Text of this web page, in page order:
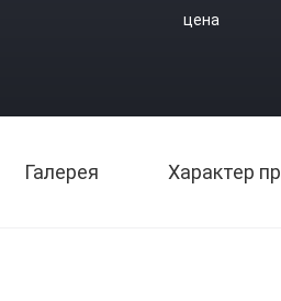
цена
Галерея Характер